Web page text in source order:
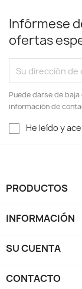
Infórmese
ofertas
Puede darse de
información de
He leído y
PRODUCTOS
INFORMACIÓN
SU CUENTA
CONTACTO